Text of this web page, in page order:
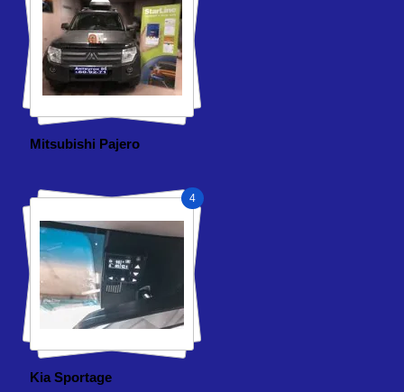
Mitsubishi Pajero
4
Kia Sportage